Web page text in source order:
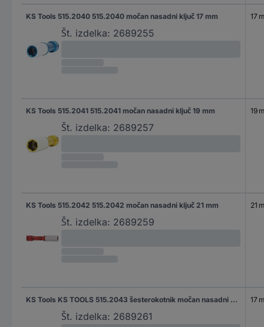
KS Tools 515.2040 515.2040 močan nasadni ključ 17 mm
Št. izdelka: 2689255
17
KS Tools 515.2041 515.2041 močan nasadni ključ 19 mm
Št. izdelka: 2689257
19
KS Tools 515.2042 515.2042 močan nasadni ključ 21 mm
Št. izdelka: 2689259
21
KS Tools KS TOOLS 515.2043 šesterokotnik močan nasadni ključ 17 mm 17 mm 1/2" (12.5 mm)
Št. izdelka: 2689261
17